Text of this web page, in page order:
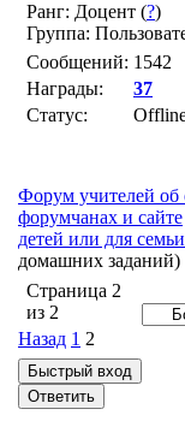
Ранг: Доцент (?)
Группа:
Сообщений: 1542
Награды:
37
Статус:
Форум учителей об
форумчанах и сайте
детей или для
домашних заданий)
Страница 2
из 2
Назад 1 2